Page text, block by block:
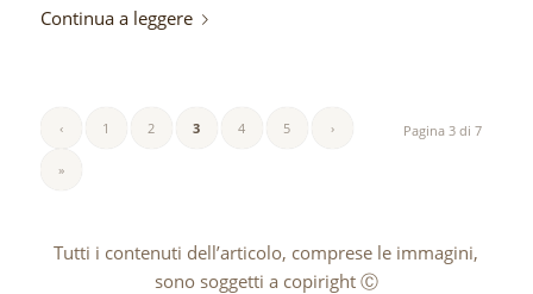
Continua a leggere
Pagina 3 di 7
‹ 1 2 3 4 5 ›
»
Tutti i contenuti dell’articolo, comprese le immagini,
sono soggetti a copiright Ⓒ